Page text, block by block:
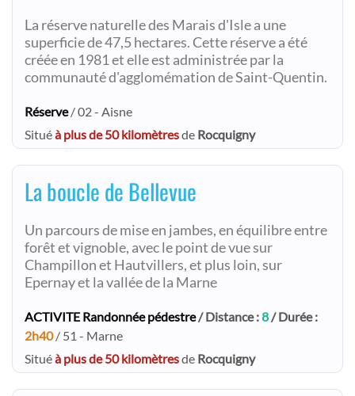
La réserve naturelle des Marais d'Isle a une
superficie de 47,5 hectares. Cette réserve a été
créée en 1981 et elle est administrée par la
communauté d'agglomémation de Saint-Quentin.
Réserve/ 02 - Aisne
Situéà plus de 50 kilomètresde Rocquigny
La boucle de Bellevue
Un parcours de mise en jambes, en équilibre entre
forêt et vignoble, avec le point de vue sur
Champillon et Hautvillers, et plus loin, sur
Epernay et la vallée de la Marne
ACTIVITE Randonnée pédestre/ Distance :8/ Durée :
2h40/ 51 - Marne
Situéà plus de 50 kilomètresde Rocquigny